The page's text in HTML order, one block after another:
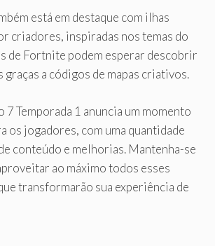
está em destaque com ilhas
criadores, inspiradas nos temas do
de Fortnite podem esperar descobrir
a códigos de mapas criativos.
Temporada 1 anuncia um momento
os jogadores, com uma quantidade
conteúdo e melhorias. Mantenha-se
ao máximo todos esses
transformarão sua experiência de